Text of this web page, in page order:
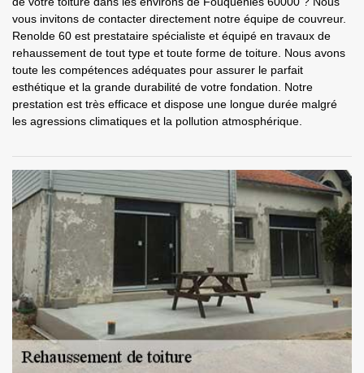
vous invitons de contacter directement notre équipe de couvreur.
Renolde 60 est prestataire spécialiste et équipé en travaux de
rehaussement de tout type et toute forme de toiture. Nous avons
toute les compétences adéquates pour assurer le parfait
esthétique et la grande durabilité de votre fondation. Notre
prestation est très efficace et dispose une longue durée malgré
les agressions climatiques et la pollution atmosphérique.